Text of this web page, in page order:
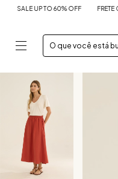
60% OFF FRETE GRÁTIS ACIMA